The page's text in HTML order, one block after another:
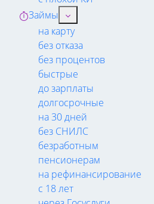
Займы
на карту
без отказа
без процентов
быстрые
до зарплаты
долгосрочные
на 30 дней
без СНИЛС
безработным
пенсионерам
на рефинансирование
с 18 лет